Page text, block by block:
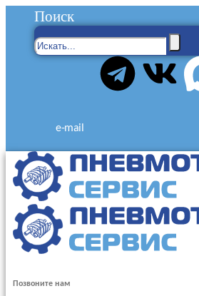
Поиск
e-mail
Позвоните нам